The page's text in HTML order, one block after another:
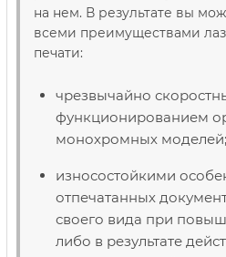
на нем. В результате вы
всеми преимуществами
печати:
чрезвычайно
функционированием
монохромных моделей;
износостойкими
отпечатанных
своего вида при
либо в результате